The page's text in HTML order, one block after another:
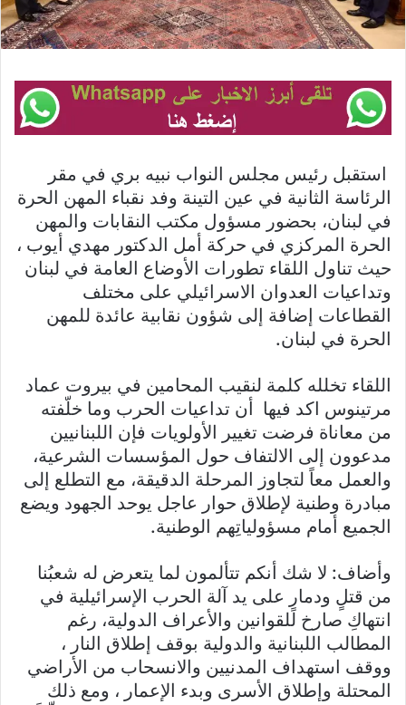
استقبل رئيس مجلس النواب نبيه بري في مقر
الرئاسة الثانية في عين التينة وفد نقباء المهن الحرة
في لبنان، بحضور مسؤول مكتب النقابات والمهن
الحرة المركزي في حركة أمل الدكتور مهدي أيوب ،
حيث تناول اللقاء تطورات الأوضاع العامة في لبنان
وتداعيات العدوان الاسرائيلي على مختلف
القطاعات إضافة إلى شؤون نقابية عائدة للمهن
الحرة في لبنان.
اللقاء تخلله كلمة لنقيب المحامين في بيروت عماد
مرتينوس اكد فيها أن تداعيات الحرب وما خلّفته
من معاناة فرضت تغيير الأولويات فإن اللبنانيين
مدعوون إلى الالتفاف حول المؤسسات الشرعية،
والعمل معاً لتجاوز المرحلة الدقيقة، مع التطلع إلى
مبادرة وطنية لإطلاق حوار عاجل يوحد الجهود ويضع
الجميع أمام مسؤولياتِهم الوطنية.
وأضاف: لا شك أنكم تتألمون لما يتعرض له شعبُنا
من قتلٍ ودمارٍ على يد آلة الحرب الإسرائيلية في
انتهاكِ صارخ للقوانين والأعراف الدولية، رغم
المطالب اللبنانية والدولية بوقف إطلاق النار ،
ووقف استهداف المدنيين والانسحاب من الأراضي
المحتلة وإطلاق الأسرى وبدء الإعمار ، ومع ذلك